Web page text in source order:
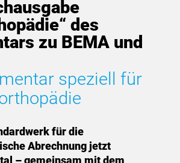
des
zu BEMA und
speziell für
für die
Abrechnung jetzt